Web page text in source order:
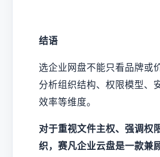
结语
选企业网盘不能只看品牌或
分析组织结构、权限模型、
效率等维度。
对于重视文件主权、强调权
织，赛凡企业云盘是一款兼